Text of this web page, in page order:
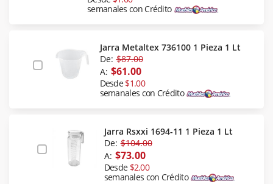
semanales con Crédito
Jarra Metaltex 736100 1 Pieza 1 Lt
De: $87.00
A: $61.00
Desde$1.00
semanales con Crédito
Jarra Rsxxi 1694-11 1 Pieza 1 Lt
De: $104.00
A: $73.00
Desde $2.00
semanales con Crédito